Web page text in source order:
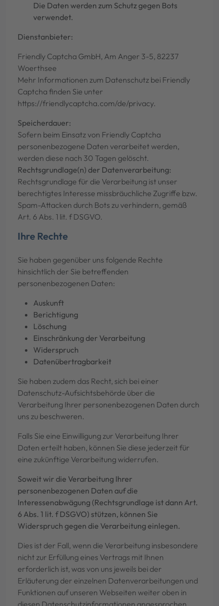
Die Daten werden zum Schutz gegen Bots
verwendet.
Dienstanbieter:
Friendly Captcha GmbH, Am Anger 3-5, 82237
Woerthsee
Mehr Informationen zum Datenschutz bei Friendly
Captcha finden Sie unter
https://friendlycaptcha.com/de/privacy.
Speicherdauer:
Sofern beim Einsatz von Friendly Captcha
personenbezogene Daten verarbeitet werden,
werden diese nach 30 Tagen gelöscht.
Rechtsgrundlage(n) der Datenverarbeitung:
Rechtsgrundlage für die Verarbeitung ist unser
berechtigtes Interesse missbräuchliche Zugriffe bzw.
Spam-Attacken durch Bots zu verhindern, gemäß
Art. 6 Abs. 1 lit. f DSGVO.
Ihre Rechte
Sie haben gegenüber uns folgende Rechte
hinsichtlich der Sie betreffenden
personenbezogenen Daten:
Auskunft
Berichtigung
Löschung
Einschränkung der Verarbeitung
Widerspruch
Datenübertragbarkeit
Sie haben zudem das Recht, sich bei einer
Datenschutz-Aufsichtsbehörde über die
Verarbeitung Ihrer personenbezogenen Daten durch
uns zu beschweren.
Falls Sie eine Einwilligung zur Verarbeitung Ihrer
Daten erteilt haben, können Sie diese jederzeit für
eine zukünftige Verarbeitung widerrufen.
Soweit wir die Verarbeitung Ihrer
personenbezogenen Daten auf die
Interessenabwägung (Rechtsgrundlage ist dann Art.
6 Abs. 1 lit. f DSGVO) stützen, können Sie
Widerspruch gegen die Verarbeitung einlegen.
Dies ist der Fall, wenn die Verarbeitung insbesondere
nicht zur Erfüllung eines Vertrags mit Ihnen
erforderlich ist, was von uns jeweils bei der
Erläuterung der einzelnen Datenverarbeitungen und
Funktionen auf unseren Webseiten weiter oben in
diesen Datenschutzinformationen angesprochen